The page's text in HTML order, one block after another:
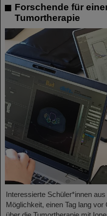
Forschende für
Tumortherapie
Interessierte Schüler*innen
Möglichkeit, einen Tag lang